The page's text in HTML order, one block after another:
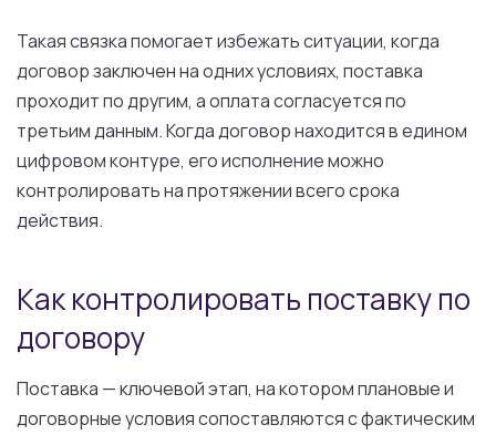
Такая связка помогает избежать ситуации, когда
договор заключен на одних условиях, поставка
проходит по другим, а оплата согласуется по
третьим данным. Когда договор находится в едином
цифровом контуре, его исполнение можно
контролировать на протяжении всего срока
действия.
Как контролировать поставку по
договору
Поставка — ключевой этап, на котором плановые и
договорные условия сопоставляются с фактическим